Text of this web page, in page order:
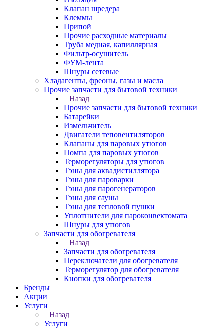
Клапан шредера
Клеммы
Припой
Прочие расходные материалы
Труба медная, капиллярная
Фильтр-осушитель
ФУМ-лента
Шнуры сетевые
Хладагенты, фреоны, газы и масла
Прочие запчасти для бытовой техники
Назад
Прочие запчасти для бытовой техники
Батарейки
Измельчитель
Двигатели теповентиляторов
Клапаны для паровых утюгов
Помпа для паровых утюгов
Терморегуляторы для утюгов
Тэны для аквадистиллятора
Тэны для пароварки
Тэны для парогенераторов
Тэны для сауны
Тэны для тепловой пушки
Уплотнители для пароконвектомата
Шнуры для утюгов
Запчасти для обогревателя
Назад
Запчасти для обогревателя
Переключатели для обогревателя
Терморегулятор для обогревателя
Кнопки для обогревателя
Бренды
Акции
Услуги
Назад
Услуги